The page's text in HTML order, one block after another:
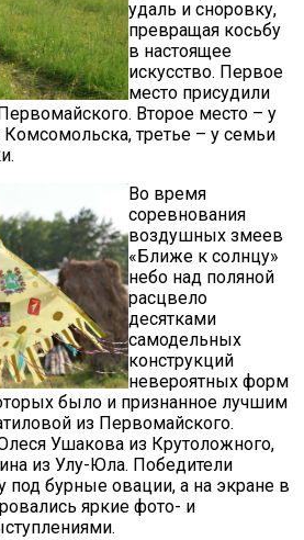
удаль и сноровку,
превращая косьбу
в настоящее
искусство. Первое
место присудили
Второе место – у
третье – у семьи
Во время
соревнования
воздушных змеев
«Ближе к солнцу»
небо над поляной
расцвело
десятками
самодельных
конструкций
невероятных форм
было и признанное лучшим
из Первомайского.
Ушакова из Крутоложного,
из Улу-Юла. Победители
под бурные овации, а на экране в
яркие фото- и